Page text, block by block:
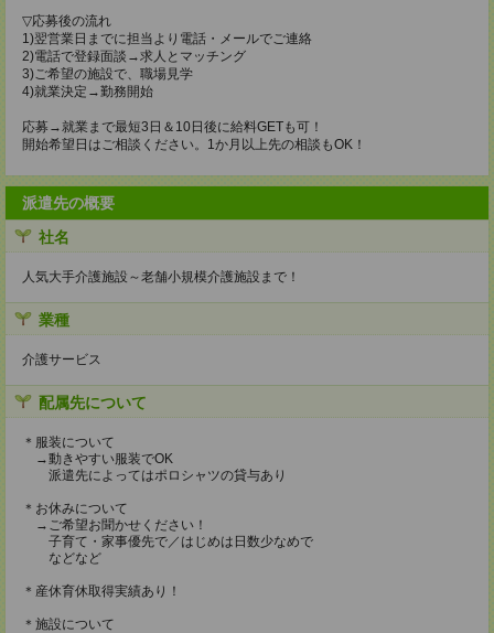
▽応募後の流れ
1)翌営業日までに担当より電話・メールでご連絡
2)電話で登録面談→求人とマッチング
3)ご希望の施設で、職場見学
4)就業決定→勤務開始
応募→就業まで最短3日＆10日後に給料GETも可！
開始希望日はご相談ください。1か月以上先の相談もOK！
派遣先の概要
社名
人気大手介護施設～老舗小規模介護施設まで！
業種
介護サービス
配属先について
＊服装について
→動きやすい服装でOK
派遣先によってはポロシャツの貸与あり
＊お休みについて
→ご希望お聞かせください！
子育て・家事優先で／はじめは日数少なめで
などなど
＊産休育休取得実績あり！
＊施設について